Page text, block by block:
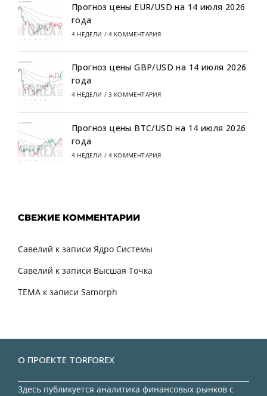
Прогноз цены EUR/USD на 14 июля 2026
года
4 НЕДЕЛИ / 4 КОММЕНТАРИЯ
Прогноз цены GBP/USD на 14 июля 2026
года
4 НЕДЕЛИ / 3 КОММЕНТАРИЯ
Прогноз цены BTC/USD на 14 июля 2026
года
4 НЕДЕЛИ / 4 КОММЕНТАРИЯ
СВЕЖИЕ КОММЕНТАРИИ
Савелий к записи Ядро Системы
Савелий к записи Высшая Точка
TEMA к записи Samorph
О ПРОЕКТЕ TORFOREX
Здесь публикуется аналитика финансовых рынков с